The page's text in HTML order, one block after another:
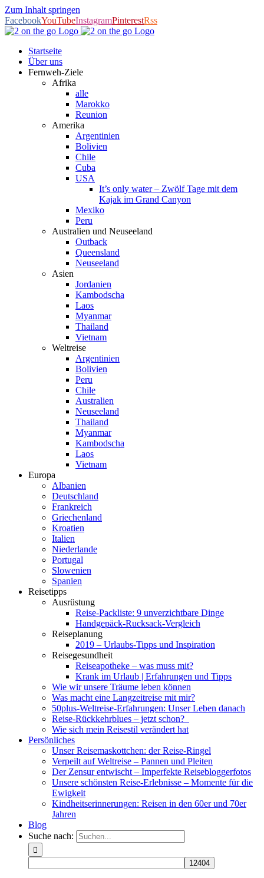
Zum Inhalt springen
FacebookYouTubeInstagramPinterestRss
Startseite
Über uns
Fernweh-Ziele
Afrika
alle
Marokko
Reunion
Amerika
Argentinien
Bolivien
Chile
Cuba
USA
It’s only water – Zwölf Tage mit dem
Kajak im Grand Canyon
Mexiko
Peru
Australien und Neuseeland
Outback
Queensland
Neuseeland
Asien
Jordanien
Kambodscha
Laos
Myanmar
Thailand
Vietnam
Weltreise
Argentinien
Bolivien
Peru
Chile
Australien
Neuseeland
Thailand
Myanmar
Kambodscha
Laos
Vietnam
Europa
Albanien
Deutschland
Frankreich
Griechenland
Kroatien
Italien
Niederlande
Portugal
Slowenien
Spanien
Reisetipps
Ausrüstung
Reise-Packliste: 9 unverzichtbare Dinge
Handgepäck-Rucksack-Vergleich
Reiseplanung
2019 – Urlaubs-Tipps und Inspiration
Reisegesundheit
Reiseapotheke – was muss mit?
Krank im Urlaub | Erfahrungen und Tipps
Wie wir unsere Träume leben können
Was macht eine Langzeitreise mit mir?
50plus-Weltreise-Erfahrungen: Unser Leben danach
Reise-Rückkehrblues – jetzt schon?
Wie sich mein Reisestil verändert hat
Persönliches
Unser Reisemaskottchen: der Reise-Ringel
Verpeilt auf Weltreise – Pannen und Pleiten
Der Zensur entwischt – Imperfekte Reisebloggerfotos
Unsere schönsten Reise-Erlebnisse – Momente für die
Ewigkeit
Kindheitserinnerungen: Reisen in den 60er und 70er
Jahren
Blog
Suche nach: